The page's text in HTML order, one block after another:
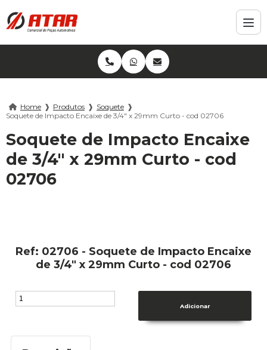
Home ❱ Produtos ❱ Soquete ❱
Soquete de Impacto Encaixe de 3/4" x 29mm Curto - cod 02706
Soquete de Impacto Encaixe
de 3/4" x 29mm Curto - cod
02706
Ref: 02706 - Soquete de Impacto Encaixe
de 3/4" x 29mm Curto - cod 02706